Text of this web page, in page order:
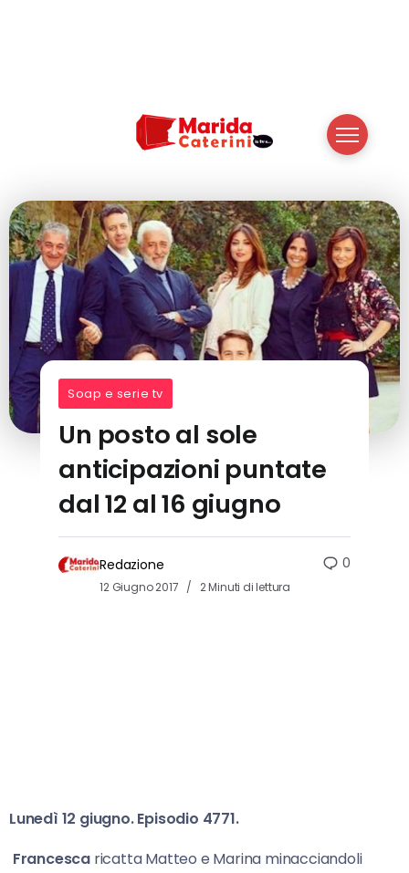
Soap e serie tv
Un posto al sole
anticipazioni puntate
dal 12 al 16 giugno
Redazione
12 Giugno 2017 2 Minuti di lettura
0
Lunedì 12 giugno. Episodio 4771.
Francesca ricatta Matteo e Marina minacciandoli